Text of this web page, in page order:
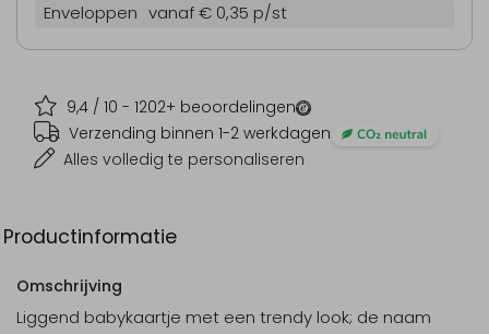
9,4 / 10 - 1202+ beoordelingen
Verzending binnen 1-2 werkdagen
Alles volledig te personaliseren
Enveloppen vanaf € 0,35 p/st
Productinformatie
Omschrijving
Liggend babykaartje met een trendy look; de naam